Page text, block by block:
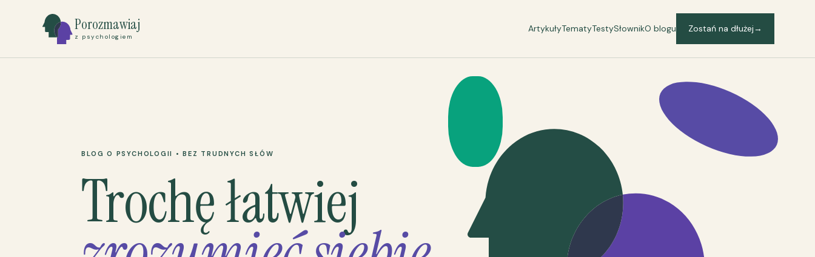
Porozmawiaj
z psychologiem
ArtykułyTematyTestySłownikO blogu Zostań na dłużej→
BLOG O PSYCHOLOGII • BEZ TRUDNYCH SŁÓW
Trochę łatwiej